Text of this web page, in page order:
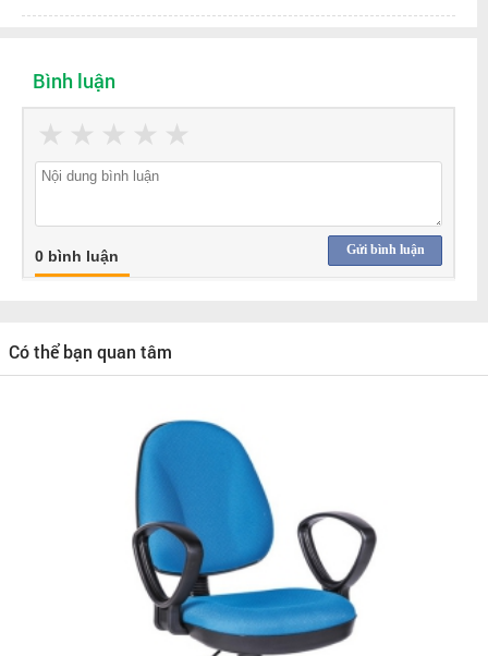
Bình luận
★
★
★
★
★
Gửi bình luận
0 bình luận
Có thể bạn quan tâm